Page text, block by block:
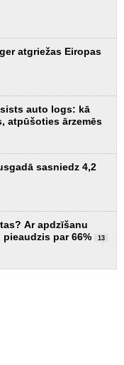
atgriežas Eiropas
auto logs: kā
atpūšoties ārzemēs
sasniedz 4,2
Ar apdzīšanu
par 66%
13